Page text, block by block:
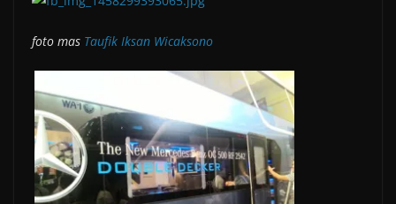
foto mas Taufik Iksan Wicaksono